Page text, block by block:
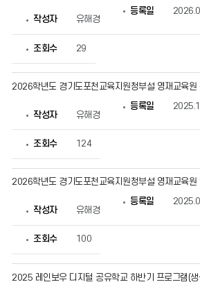
시
물
번
작
등
록
일,
정
확
인
할
작성자 유해경
등록일
조회수 29
2026학년도 경기도포천교육지원청부설 영재교육원
작성자 유해경
등록일
조회수 124
2026학년도 경기도포천교육지원청부설 영재교육원
작성자 유해경
등록일
조회수 100